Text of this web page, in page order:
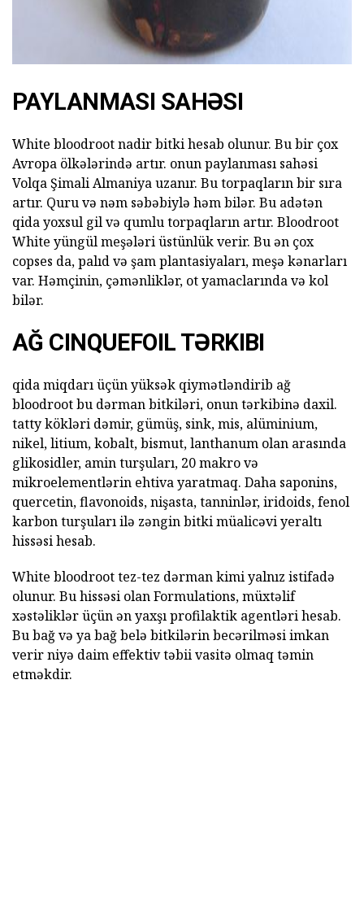
PAYLANMASI SAHƏSI
White bloodroot nadir bitki hesab olunur. Bu bir çox
Avropa ölkələrində artır. onun paylanması sahəsi
Volqa Şimali Almaniya uzanır. Bu torpaqların bir sıra
artır. Quru və nəm səbəbiylə həm bilər. Bu adətən
qida yoxsul gil və qumlu torpaqların artır. Bloodroot
White yüngül meşələri üstünlük verir. Bu ən çox
copses da, palıd və şam plantasiyaları, meşə kənarları
var. Həmçinin, çəmənliklər, ot yamaclarında və kol
bilər.
AĞ CINQUEFOIL TƏRKIBI
qida miqdarı üçün yüksək qiymətləndirib ağ
bloodroot bu dərman bitkiləri, onun tərkibinə daxil.
tatty kökləri dəmir, gümüş, sink, mis, alüminium,
nikel, litium, kobalt, bismut, lanthanum olan arasında
glikosidler, amin turşuları, 20 makro və
mikroelementlərin ehtiva yaratmaq. Daha saponins,
quercetin, flavonoids, nişasta, tanninlər, iridoids, fenol
karbon turşuları ilə zəngin bitki müalicəvi yeraltı
hissəsi hesab.
White bloodroot tez-tez dərman kimi yalnız istifadə
olunur. Bu hissəsi olan Formulations, müxtəlif
xəstəliklər üçün ən yaxşı profilaktik agentləri hesab.
Bu bağ və ya bağ belə bitkilərin becərilməsi imkan
verir niyə daim effektiv təbii vasitə olmaq təmin
etməkdir.